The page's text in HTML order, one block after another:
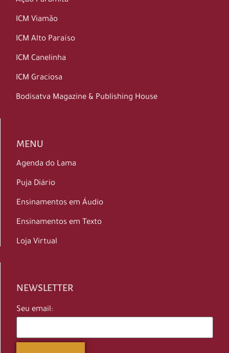
ICM Viamão
ICM Alto Paraíso
ICM Canelinha
ICM Graciosa
Bodisatva Magazine & Publishing House
MENU
Agenda do Lama
Puja Diário
Ensinamentos em Áudio
Ensinamentos em Texto
Loja Virtual
NEWSLETTER
Seu email: